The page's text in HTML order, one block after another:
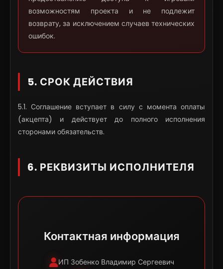
возможностям проекта и не подлежит
возврату, за исключением случаев технических
ошибок.
5. СРОК ДЕЙСТВИЯ
5.1. Соглашение вступает в силу с момента оплаты
(акцепта) и действует до полного исполнения
сторонами обязательств.
6. РЕКВИЗИТЫ ИСПОЛНИТЕЛЯ
Контактная информация
ИП Зобенко Владимир Сергеевич